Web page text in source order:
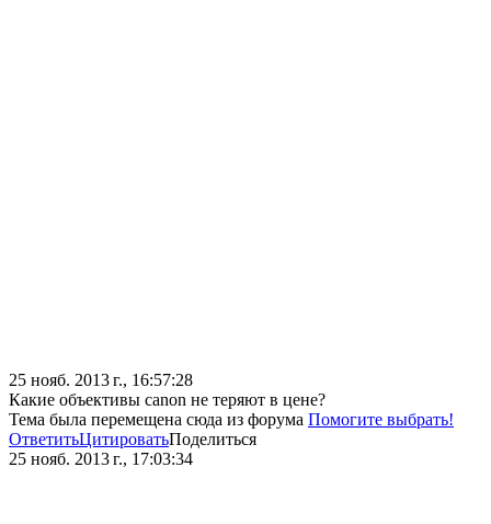
25 нояб. 2013 г., 16:57:28
Какие объективы canon не теряют в цене?
Тема была перемещена сюда из форума Помогите выбрать!
ОтветитьЦитироватьПоделиться
25 нояб. 2013 г., 17:03:34